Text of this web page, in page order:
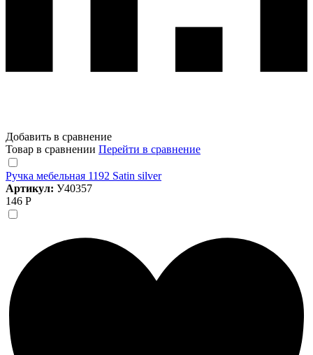
Добавить в сравнение
Товар в сравнении Перейти в сравнение
Ручка мебельная 1192 Satin silver
Артикул: У40357
146 Р